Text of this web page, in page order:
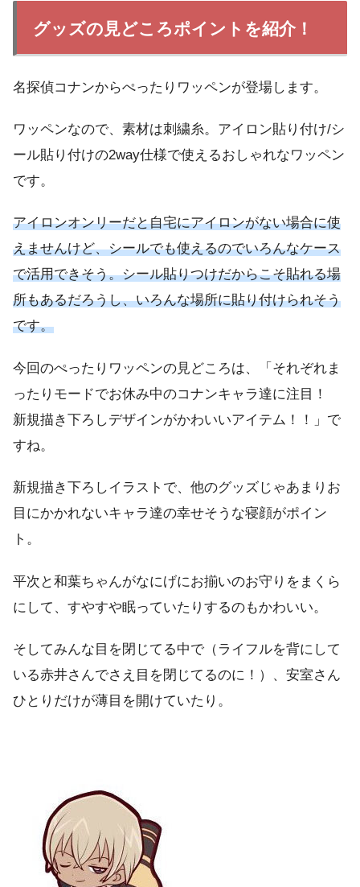
グッズの見どころポイントを紹介！
名探偵コナンからぺったりワッペンが登場します。
ワッペンなので、素材は刺繍糸。アイロン貼り付け/シ
ール貼り付けの2way仕様で使えるおしゃれなワッペン
です。
アイロンオンリーだと自宅にアイロンがない場合に使
えませんけど、シールでも使えるのでいろんなケース
で活用できそう。シール貼りつけだからこそ貼れる場
所もあるだろうし、いろんな場所に貼り付けられそう
です。
今回のぺったりワッペンの見どころは、「それぞれま
ったりモードでお休み中のコナンキャラ達に注目！
新規描き下ろしデザインがかわいいアイテム！！」で
すね。
新規描き下ろしイラストで、他のグッズじゃあまりお
目にかかれないキャラ達の幸せそうな寝顔がポイン
ト。
平次と和葉ちゃんがなにげにお揃いのお守りをまくら
にして、すやすや眠っていたりするのもかわいい。
そしてみんな目を閉じてる中で（ライフルを背にして
いる赤井さんでさえ目を閉じてるのに！）、安室さん
ひとりだけが薄目を開けていたり。